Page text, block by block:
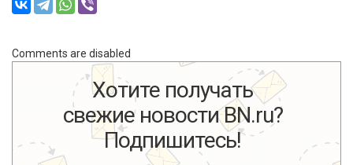
Comments are disabled
Хотите получать
свежие новости BN.ru?
Подпишитесь!